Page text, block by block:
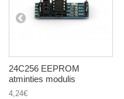
24C256 EEPROM
atminties modulis
4,24€